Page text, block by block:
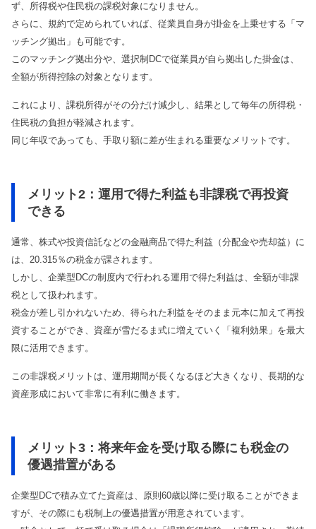
ず、所得税や住民税の課税対象になりません。
さらに、規約で定められていれば、従業員自身が掛金を上乗せする「マ
ッチング拠出」も可能です。
このマッチング拠出分や、選択制DCで従業員が自ら拠出した掛金は、
全額が所得控除の対象となります。
これにより、課税所得がその分だけ減少し、結果として毎年の所得税・
住民税の負担が軽減されます。
同じ年収であっても、手取り額に差が生まれる重要なメリットです。
メリット2：運用で得た利益も非課税で再投資
できる
通常、株式や投資信託などの金融商品で得た利益（分配金や売却益）に
は、20.315％の税金が課されます。
しかし、企業型DCの制度内で行われる運用で得た利益は、全額が非課
税として扱われます。
税金が差し引かれないため、得られた利益をそのまま元本に加えて再投
資することができ、資産が雪だるま式に増えていく「複利効果」を最大
限に活用できます。
この非課税メリットは、運用期間が長くなるほど大きくなり、長期的な
資産形成において非常に有利に働きます。
メリット3：将来年金を受け取る際にも税金の
優遇措置がある
企業型DCで積み立てた資産は、原則60歳以降に受け取ることができま
すが、その際にも税制上の優遇措置が用意されています。